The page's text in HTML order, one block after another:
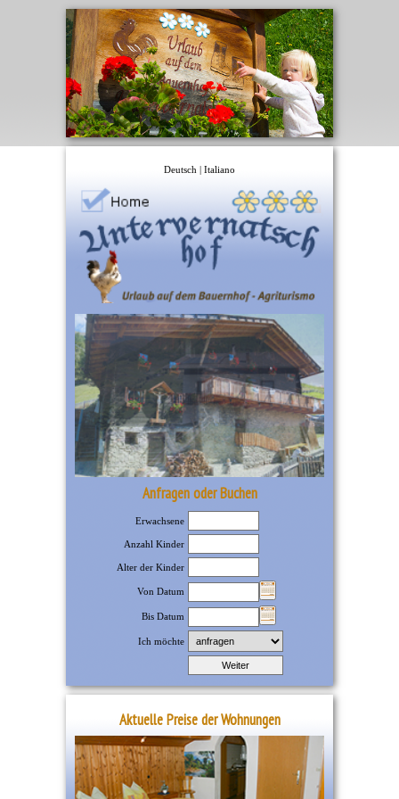
Deutsch | Italiano
Anfragen oder Buchen
Erwachsene
Anzahl Kinder
Alter der Kinder
Von Datum
Bis Datum
Ich möchte
Aktuelle Preise der Wohnungen